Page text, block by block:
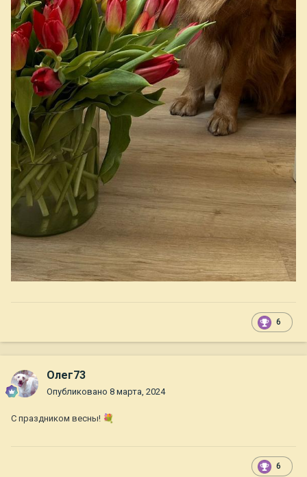
6
Олег73
Опубликовано 8 марта, 2024
С праздником весны! 💐
6